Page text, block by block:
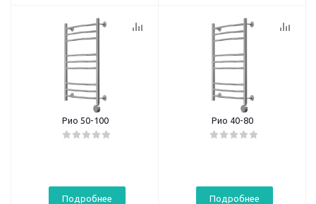
Рио 50-100
Подробнее
Рио 40-80
Подробнее